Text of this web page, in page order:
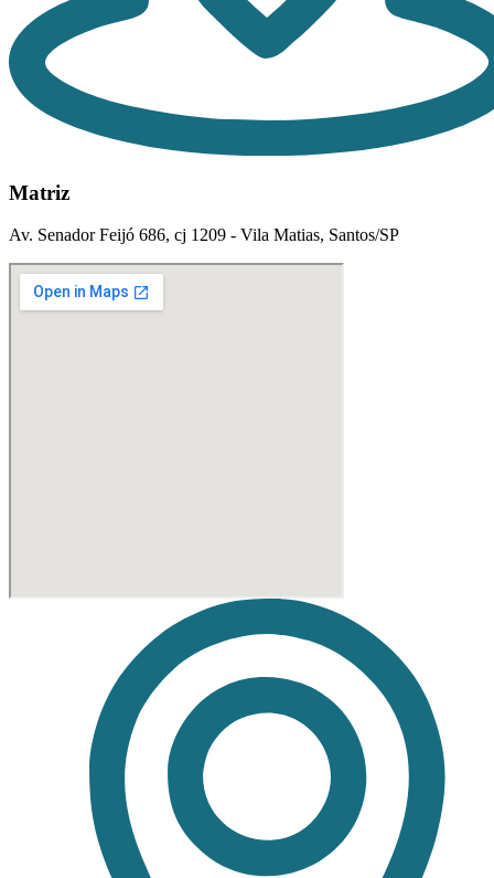
Matriz
Av. Senador Feijó 686, cj 1209 - Vila Matias, Santos/SP